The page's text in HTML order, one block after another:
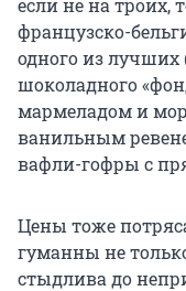
если не на троих,
французско-
одного из
шоколадного
мармеладом и
ванильным
вафли-гофры с
Цены тоже
гуманны не
стыдлива до